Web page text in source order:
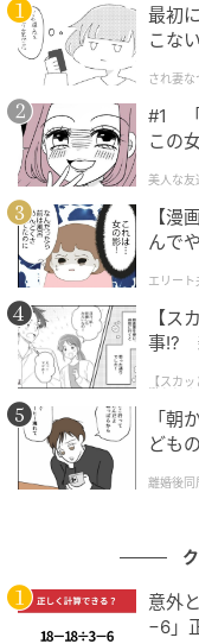
最初
こな
され妻な
#1 「
この
美人な友
【漫
んで
エリー
【ス
事!?
【スカ
懲らしめ
「朝
ども
離婚後同
意外
−6」